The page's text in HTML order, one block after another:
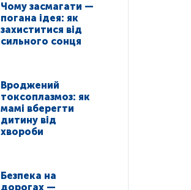
Чому засмагати —
погана ідея: як
захиститися від
сильного сонця
Вроджений
токсоплазмоз: як
мамі вберегти
дитину від
хвороби
Безпека на
дорогах —